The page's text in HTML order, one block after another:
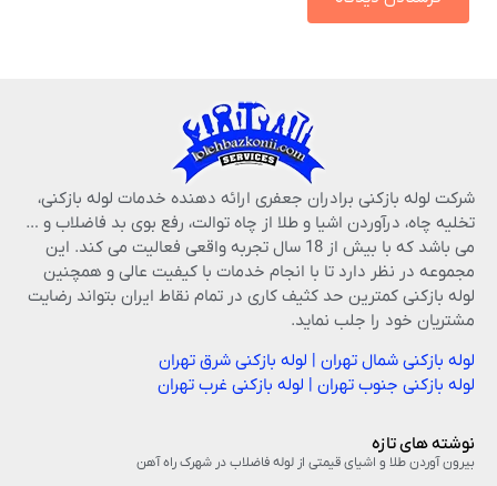
شرکت لوله بازکنی برادران جعفری ارائه دهنده خدمات لوله بازکنی،
تخلیه چاه، درآوردن اشیا و طلا از چاه توالت، رفع بوی بد فاضلاب و …
می باشد که با بیش از 18 سال تجربه واقعی فعالیت می کند. این
مجموعه در نظر دارد تا با انجام خدمات با کیفیت عالی و همچنین
لوله بازکنی کمترین حد کثیف کاری در تمام نقاط ایران بتواند رضایت
مشتریان خود را جلب نماید.
لوله بازکنی شمال تهران|لوله بازکنی شرق تهران
لوله بازکنی جنوب تهران|لوله بازکنی غرب تهران
نوشته های تازه
بیرون آوردن طلا و اشیای قیمتی از لوله فاضلاب در شهرک راه‌ آهن